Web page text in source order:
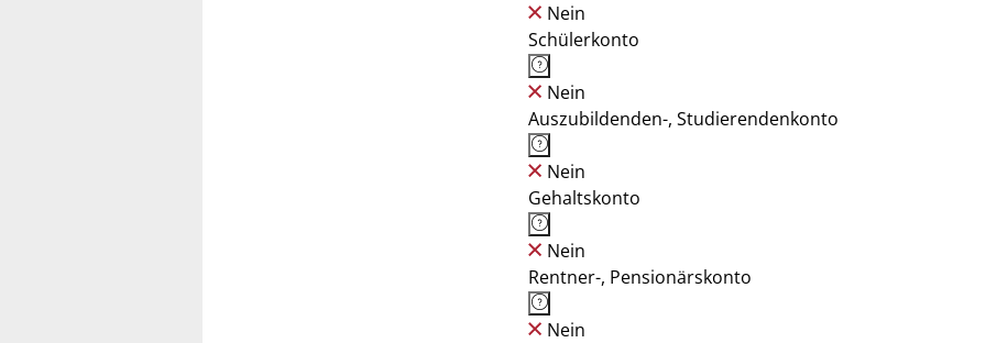
Nein
Schülerkonto
Nein
Auszubildenden-, Studierendenkonto
Nein
Gehaltskonto
Nein
Rentner-, Pensionärskonto
Nein